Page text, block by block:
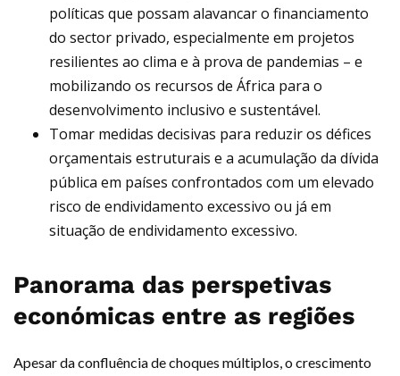
políticas que possam alavancar o financiamento
do sector privado, especialmente em projetos
resilientes ao clima e à prova de pandemias – e
mobilizando os recursos de África para o
desenvolvimento inclusivo e sustentável.
Tomar medidas decisivas para reduzir os défices
orçamentais estruturais e a acumulação da dívida
pública em países confrontados com um elevado
risco de endividamento excessivo ou já em
situação de endividamento excessivo.
Panorama das perspetivas
económicas entre as regiões
Apesar da confluência de choques múltiplos, o crescimento